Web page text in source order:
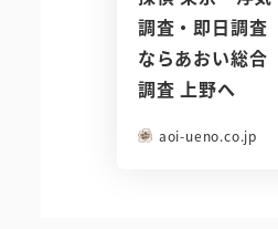
調査・即日調査
ならあおい総合
調査 上野へ
aoi-ueno.co.jp